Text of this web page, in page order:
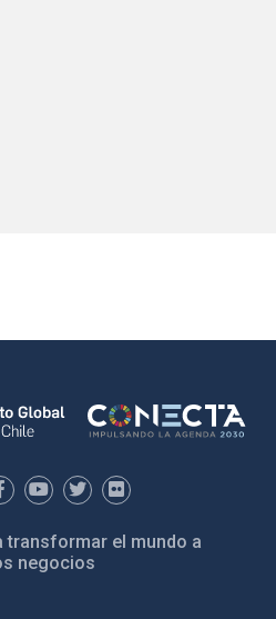
transformar el mundo a
negocios